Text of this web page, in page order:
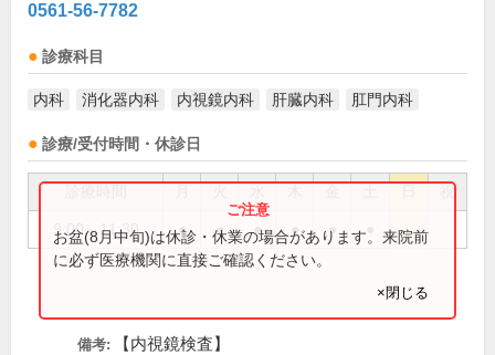
0561-56-7782
診療科目
内科 消化器内科 内視鏡内科 肝臓内科 肛門内科
診療/受付時間・休診日
祝
9:00～11:30 ● ● ● ● ●
お盆(8月中旬)は休診・休業の場合があります。来院前
に必ず医療機関に直接ご確認ください。
×閉じる
備考:
【内視鏡検査】